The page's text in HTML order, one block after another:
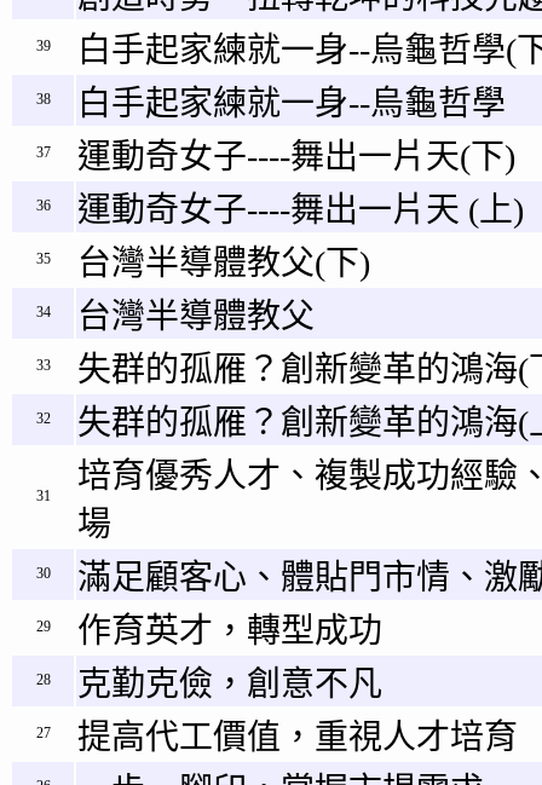
39 白手起家練就一身--烏龜哲學(
38 白手起家練就一身--烏龜哲學
37 運動奇女子----舞出一片天(下)
36 運動奇女子----舞出一片天 (上)
35 台灣半導體教父(下)
34 台灣半導體教父
33 失群的孤雁？創新變革的鴻海(
32 失群的孤雁？創新變革的鴻海(
31
培育優秀人才、複製成功經驗
場
30 滿足顧客心、體貼門市情、激
29 作育英才，轉型成功
28 克勤克儉，創意不凡
27 提高代工價值，重視人才培育